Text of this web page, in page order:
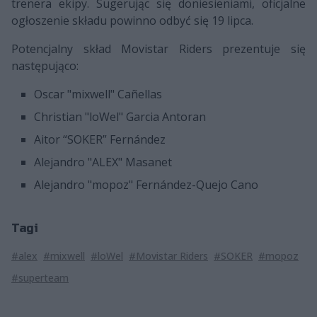
trenera ekipy. Sugerując się doniesieniami, oficjalne
ogłoszenie składu powinno odbyć się 19 lipca.
Potencjalny skład Movistar Riders prezentuje się
następująco:
Oscar "mixwell" Cañellas
Christian "loWel" Garcia Antoran
Aitor “SOKER” Fernández
Alejandro "ALEX" Masanet
Alejandro "mopoz" Fernández-Quejo Cano
Tagi
#alex #mixwell #loWel #Movistar Riders #SOKER #mopoz
#superteam